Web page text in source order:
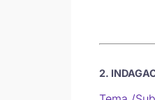
2.